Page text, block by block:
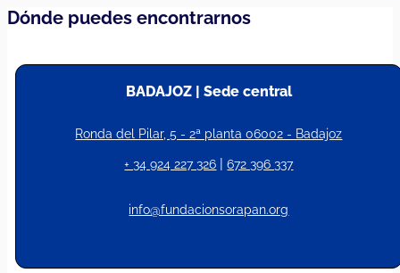
Dónde puedes encontrarnos
BADAJOZ | Sede central
Ronda del Pilar, 5 - 2ª planta 06002 - Badajoz
+ 34 924 227 326 |672 396 337
info@fundacionsorapan.org